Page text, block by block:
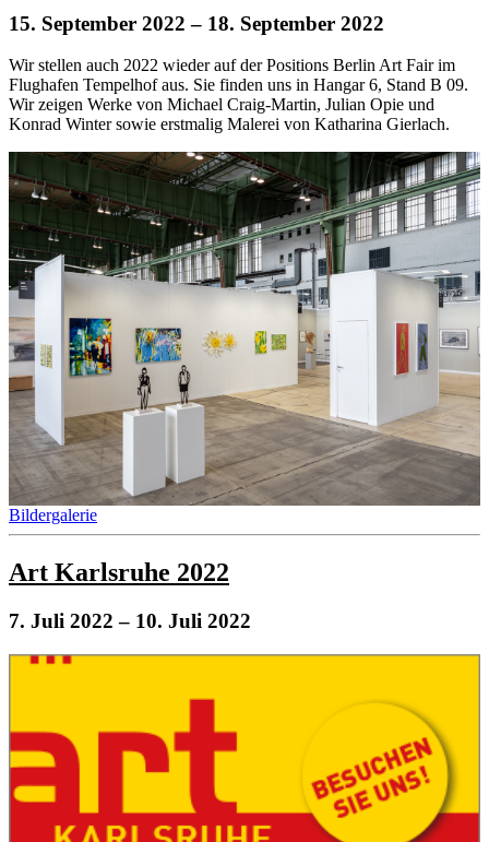
15. September 2022 – 18. September 2022
Wir stellen auch 2022 wieder auf der Positions Berlin Art Fair im
Flughafen Tempelhof aus. Sie finden uns in Hangar 6, Stand B 09.
Wir zeigen Werke von Michael Craig-Martin, Julian Opie und
Konrad Winter sowie erstmalig Malerei von Katharina Gierlach.
Bildergalerie
Art Karlsruhe 2022
7. Juli 2022 – 10. Juli 2022